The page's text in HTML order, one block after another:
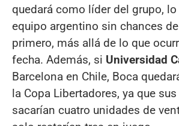
quedará como líder del grupo,
equipo argentino sin chances
primero, más allá de lo que
fecha. Además, si Universidad
Barcelona en Chile, Boca
la Copa Libertadores, ya que
sacarían cuatro unidades de